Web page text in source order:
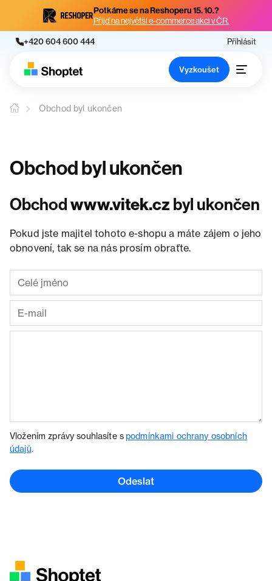
Potkáme se na Reshoperu 15. 10.?
Přijď na největší e-commerce akci v ČR.
+420 604 600 444 Přihlásit
Vyzkoušet
Obchod byl ukončen
Obchod byl ukončen
Obchodwww.vitek.cz byl ukončen
Pokud jste majitel tohoto e-shopu a máte zájem o jeho
obnovení, tak se na nás prosím obraťte.
Vložením zprávy souhlasíte spodmínkami ochrany osobních
údajů.
Odeslat